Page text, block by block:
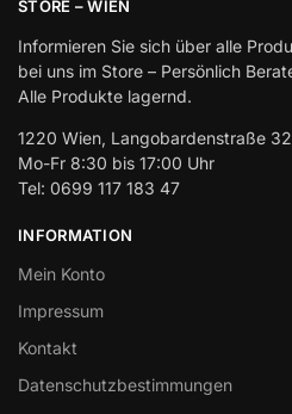
STORE – WIEN
Informieren Sie sich über alle
bei uns im Store – Persönlich
Alle Produkte lagernd.
1220 Wien, Langobardenstraße 32
Mo-Fr 8:30 bis 17:00 Uhr
Tel: 0699 117 183 47
INFORMATION
Mein Konto
Impressum
Kontakt
Datenschutzbestimmungen